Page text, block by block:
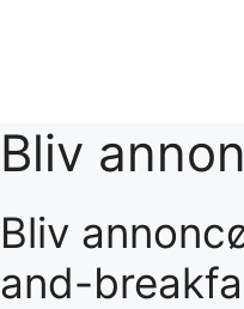
Bliv
Bliv
and-